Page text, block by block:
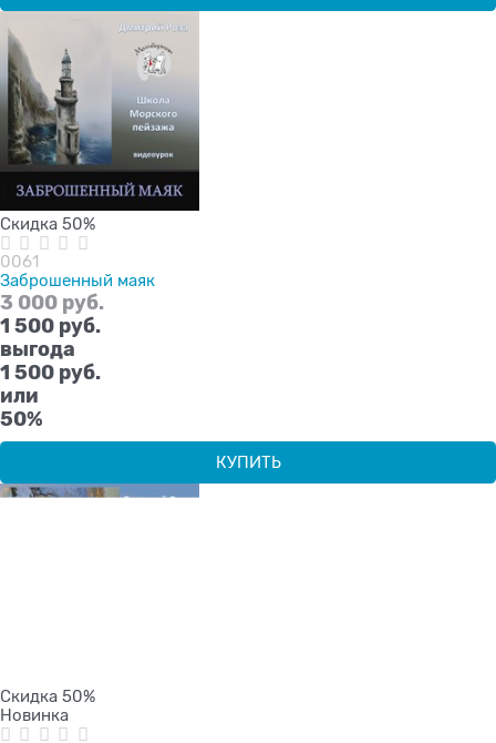
Скидка 50%
0061
Заброшенный маяк
3 000 руб.
1 500 руб.
выгода
1 500 руб.
или
50%
КУПИТЬ
Скидка 50%
Новинка